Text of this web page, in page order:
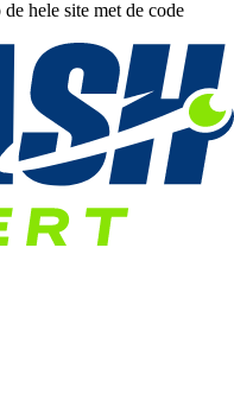
hele site met de code